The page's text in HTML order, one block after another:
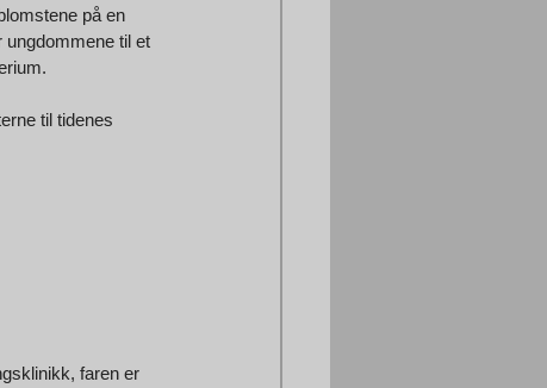
på en
ungdommene til et
til tidenes
faren er